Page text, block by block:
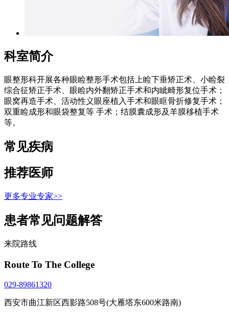
科室简介
眼整形科开展各种眼睑整形手术包括上睑下垂矫正术、小睑裂
综合征矫正手术、眼睑内外翻矫正手术和内眦畸形复位手术；
眼窝再造手术、活动性义眼座植入手术和眼眶骨折修复手术；
双重睑成形和眼袋整复等 手术；结膜囊成形及羊膜移植手术
等。
常见疾病
推荐医师
更多专业专家>>
患者常见问题解答
来院路线
Route To The College
029-89861320
西安市曲江新区西影路508号(大雁塔东600米路南)